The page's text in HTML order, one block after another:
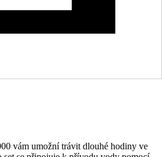
vám umožní trávit dlouhé hodiny ve